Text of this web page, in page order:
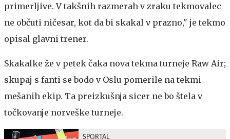
primerljive. V takšnih razmerah v zraku tekmovalec
ne občuti ničesar, kot da bi skakal v prazno," je tekmo
opisal glavni trener.
Skakalke že v petek čaka nova tekma turneje Raw Air;
skupaj s fanti se bodo v Oslu pomerile na tekmi
mešanih ekip. Ta preizkušnja sicer ne bo štela v
točkovanje norveške turneje.
SPORTAL